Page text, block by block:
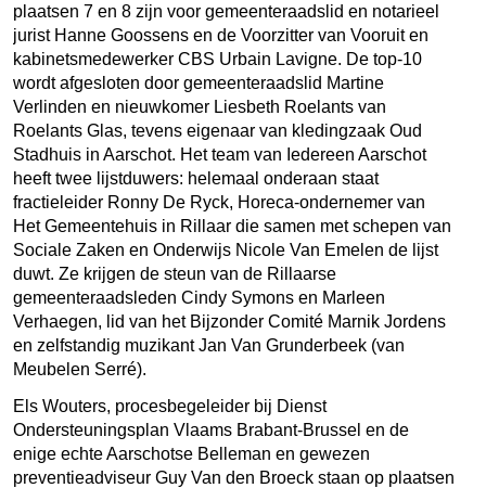
plaatsen 7 en 8 zijn voor gemeenteraadslid en notarieel
jurist Hanne Goossens en de Voorzitter van Vooruit en
kabinetsmedewerker CBS Urbain Lavigne. De top-10
wordt afgesloten door gemeenteraadslid Martine
Verlinden en nieuwkomer Liesbeth Roelants van
Roelants Glas, tevens eigenaar van kledingzaak Oud
Stadhuis in Aarschot. Het team van Iedereen Aarschot
heeft twee lijstduwers: helemaal onderaan staat
fractieleider Ronny De Ryck, Horeca-ondernemer van
Het Gemeentehuis in Rillaar die samen met schepen van
Sociale Zaken en Onderwijs Nicole Van Emelen de lijst
duwt. Ze krijgen de steun van de Rillaarse
gemeenteraadsleden Cindy Symons en Marleen
Verhaegen, lid van het Bijzonder Comité Marnik Jordens
en zelfstandig muzikant Jan Van Grunderbeek (van
Meubelen Serré).
Els Wouters, procesbegeleider bij Dienst
Ondersteuningsplan Vlaams Brabant-Brussel en de
enige echte Aarschotse Belleman en gewezen
preventieadviseur Guy Van den Broeck staan op plaatsen